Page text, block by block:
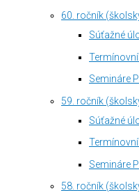
60. ročník
Súťažné
Semináre
59. ročník
Súťažné
Semináre
58. ročník